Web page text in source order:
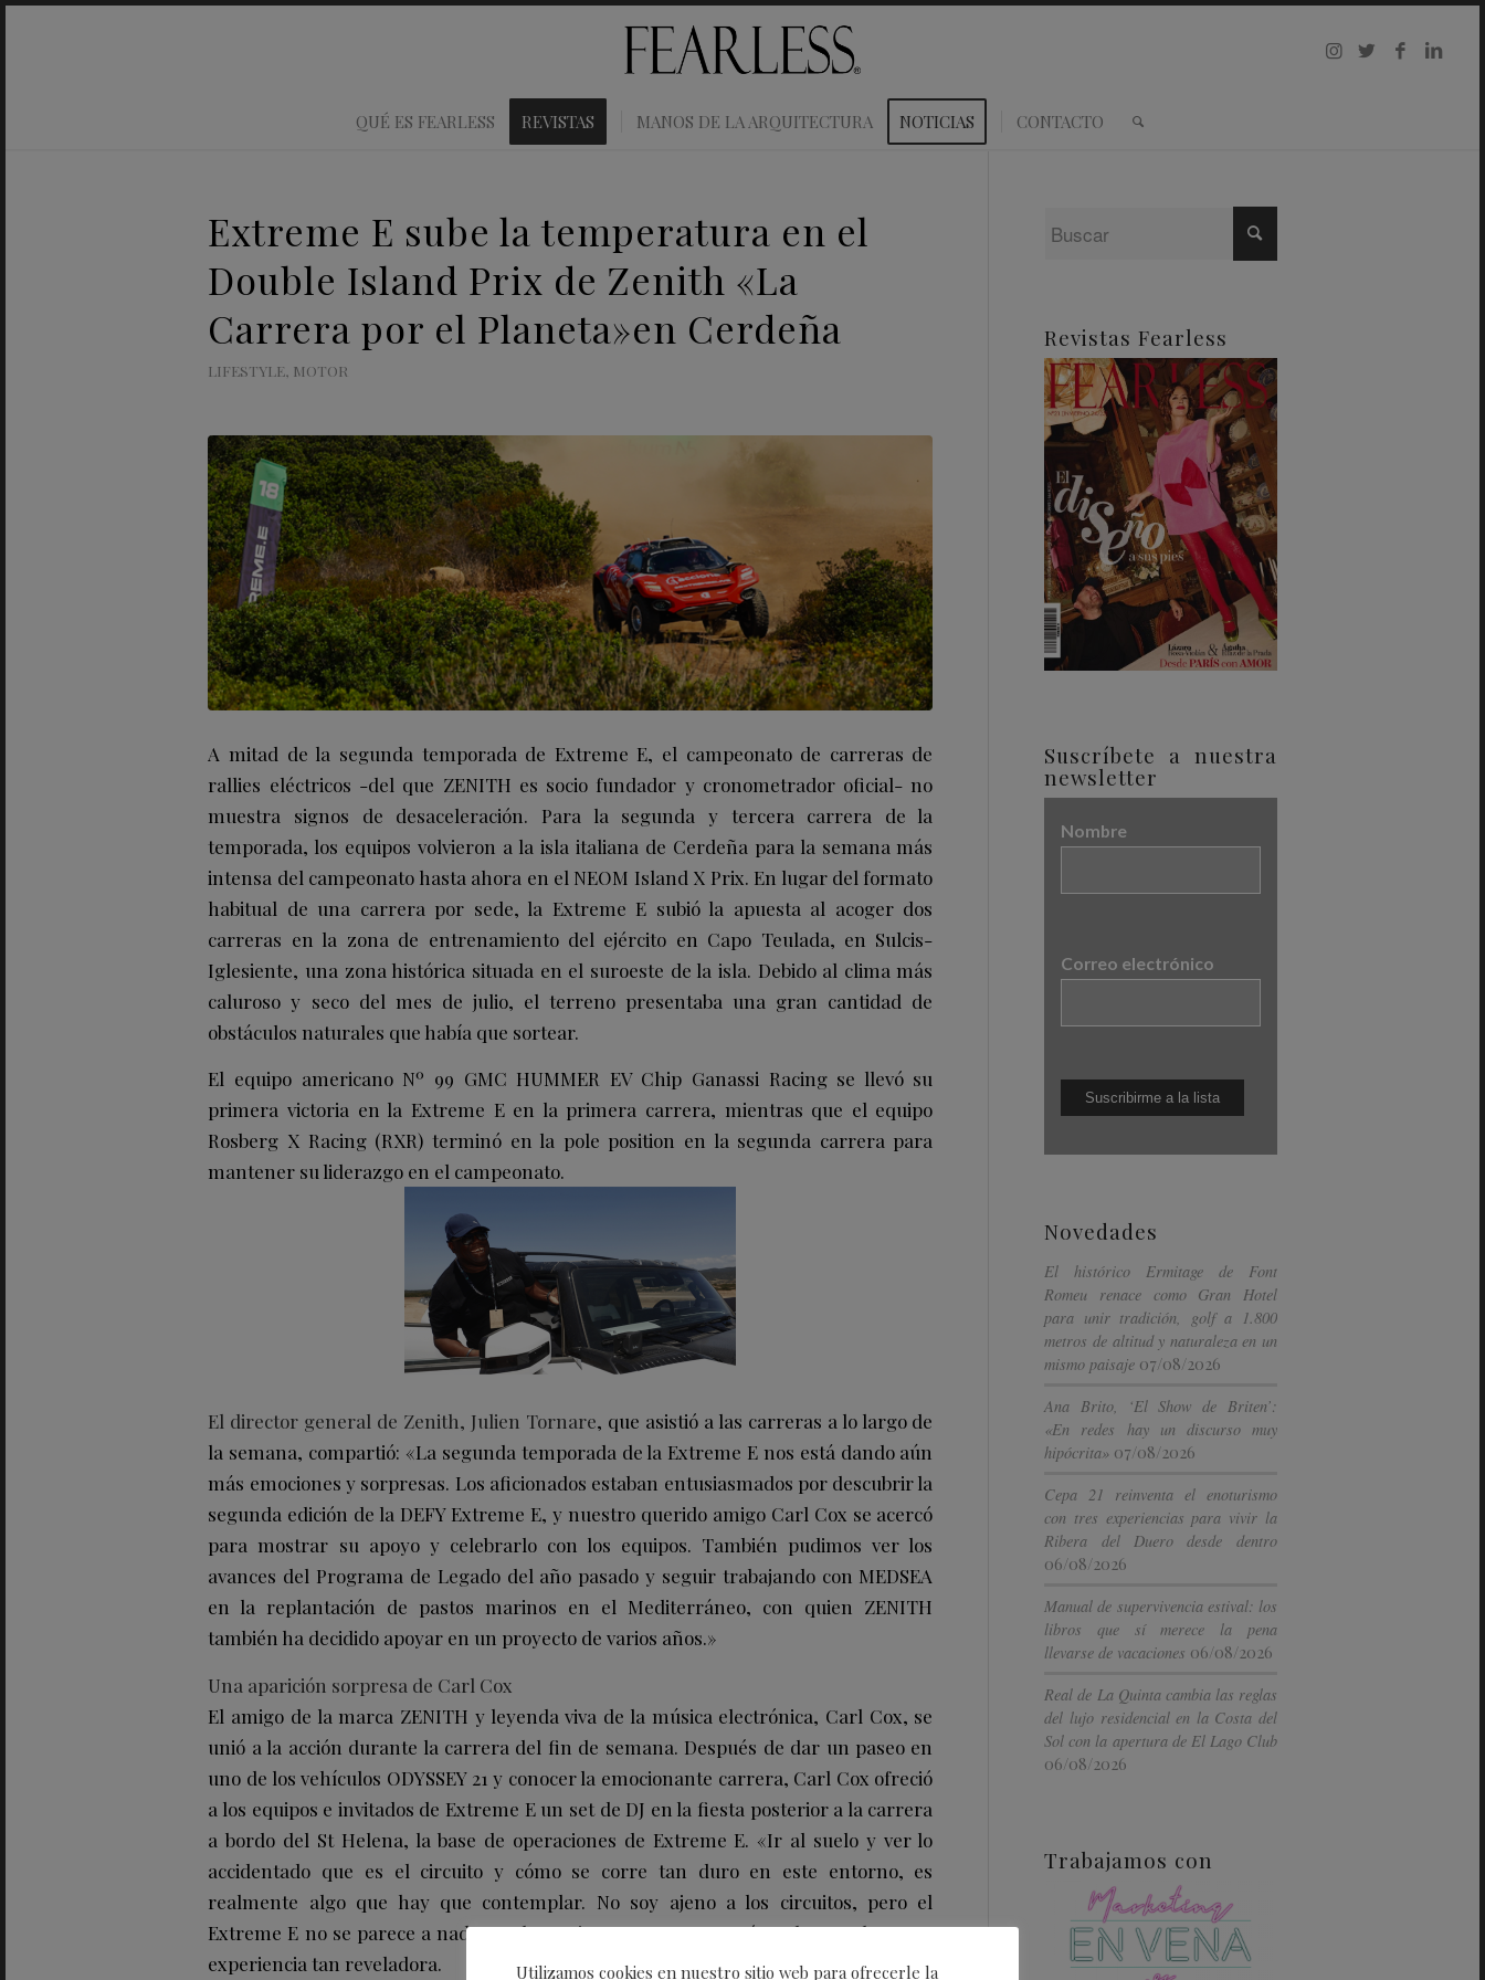
QUÉ ES FEARLESS REVISTAS MANOS DE LA ARQUITECTURA NOTICIAS CONTACTO
Extreme E sube la temperatura en el
Double Island Prix de Zenith «La
Carrera por el Planeta»en Cerdeña
LIFESTYLE, MOTOR
A mitad de la segunda temporada de Extreme E, el campeonato de carreras de
rallies eléctricos -del que ZENITH es socio fundador y cronometrador oficial- no
muestra signos de desaceleración. Para la segunda y tercera carrera de la
temporada, los equipos volvieron a la isla italiana de Cerdeña para la semana más
intensa del campeonato hasta ahora en el NEOM Island X Prix. En lugar del formato
habitual de una carrera por sede, la Extreme E subió la apuesta al acoger dos
carreras en la zona de entrenamiento del ejército en Capo Teulada, en Sulcis-
Iglesiente, una zona histórica situada en el suroeste de la isla. Debido al clima más
caluroso y seco del mes de julio, el terreno presentaba una gran cantidad de
obstáculos naturales que había que sortear.
El equipo americano Nº 99 GMC HUMMER EV Chip Ganassi Racing se llevó su
primera victoria en la Extreme E en la primera carrera, mientras que el equipo
Rosberg X Racing (RXR) terminó en la pole position en la segunda carrera para
mantener su liderazgo en el campeonato.
El director general de Zenith, Julien Tornare, que asistió a las carreras a lo largo de
la semana, compartió: «La segunda temporada de la Extreme E nos está dando aún
más emociones y sorpresas. Los aficionados estaban entusiasmados por descubrir la
segunda edición de la DEFY Extreme E, y nuestro querido amigo Carl Cox se acercó
para mostrar su apoyo y celebrarlo con los equipos. También pudimos ver los
avances del Programa de Legado del año pasado y seguir trabajando con MEDSEA
en la replantación de pastos marinos en el Mediterráneo, con quien ZENITH
también ha decidido apoyar en un proyecto de varios años.»
Una aparición sorpresa de Carl Cox
El amigo de la marca ZENITH y leyenda viva de la música electrónica, Carl Cox, se
unió a la acción durante la carrera del fin de semana. Después de dar un paseo en
uno de los vehículos ODYSSEY 21 y conocer la emocionante carrera, Carl Cox ofreció
a los equipos e invitados de Extreme E un set de DJ en la fiesta posterior a la carrera
a bordo del St Helena, la base de operaciones de Extreme E. «Ir al suelo y ver lo
accidentado que es el circuito y cómo se corre tan duro en este entorno, es
realmente algo que hay que contemplar. No soy ajeno a los circuitos, pero el
Extreme E no se parece a nada que haya visto antes», comentó Carl Cox sobre esta
experiencia tan reveladora.
Revistas Fearless
Suscríbete a nuestra
newsletter
Nombre
Correo electrónico
Novedades
El histórico Ermitage de Font
Romeu renace como Gran Hotel
para unir tradición, golf a 1.800
metros de altitud y naturaleza en un
mismo paisaje 07/08/2026
Ana Brito, ‘El Show de Briten’:
«En redes hay un discurso muy
hipócrita» 07/08/2026
Cepa 21 reinventa el enoturismo
con tres experiencias para vivir la
Ribera del Duero desde dentro
06/08/2026
Manual de supervivencia estival: los
libros que sí merece la pena
llevarse de vacaciones 06/08/2026
Real de La Quinta cambia las reglas
del lujo residencial en la Costa del
Sol con la apertura de El Lago Club
06/08/2026
Trabajamos con
Utilizamos cookies en nuestro sitio web para ofrecerle la